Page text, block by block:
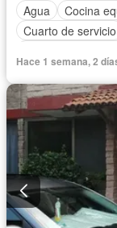
Agua
Cocina
Cuarto de servicio
Hace 1 semana, 2